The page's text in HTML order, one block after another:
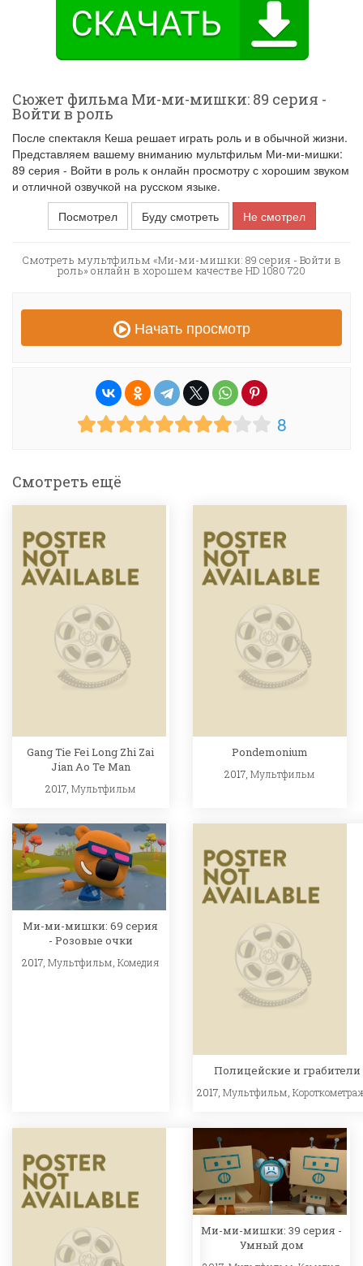
Сюжет фильма Ми-ми-мишки: 89 серия -
Войти в роль
После спектакля Кеша решает играть роль и в обычной жизни.
Представляем вашему вниманию мультфильм Ми-ми-мишки:
89 серия - Войти в роль к онлайн просмотру с хорошим звуком
и отличной озвучкой на русском языке.
Посмотрел
Буду смотреть Не смотрел
Смотреть мультфильм «Ми-ми-мишки: 89 серия - Войти в
роль» онлайн в хорошем качестве HD 1080 720
Начать просмотр
8
Смотреть ещё
Gang Tie Fei Long Zhi Zai
Jian Ao Te Man
2017, Мультфильм
Pondemonium
2017,Мультфильм
Ми-ми-мишки: 69 серия
- Розовые очки
2017, Мультфильм, Комедия
Полицейские и грабители
2017,Мультфильм,
Ми-ми-мишки: 39 серия -
Умный дом